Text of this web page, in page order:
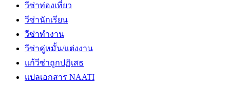
วีซ่าท่องเที่ยว
วีซ่านักเรียน
วีซ่าทำงาน
วีซ่าคู่หมั้น/แต่งงาน
แก้วีซ่าถูกปฏิเสธ
แปลเอกสาร NAATI